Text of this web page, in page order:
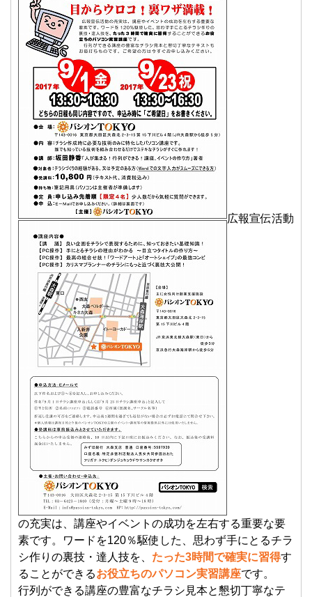
広報宣伝活動
の充実は、講座やイベントの成功を左右する重要な要
素です。ワードを120％駆使した、思わず手にとるチラ
シ作りの裏技・達人技を、 たった3時間で確実に習得す
ることができるお役立ちのパソコン実習講座です。
行列ができる講座の豊富なチラシ見本と懇切丁寧なテ